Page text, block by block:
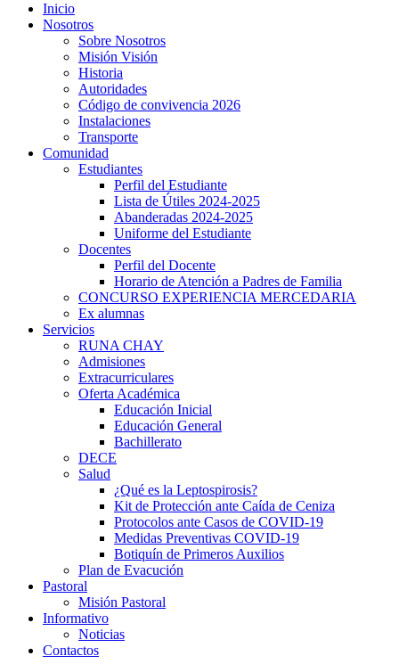
Inicio
Nosotros
Sobre Nosotros
Misión Visión
Historia
Autoridades
Código de convivencia 2026
Instalaciones
Transporte
Comunidad
Estudiantes
Perfil del Estudiante
Lista de Útiles 2024-2025
Abanderadas 2024-2025
Uniforme del Estudiante
Docentes
Perfil del Docente
Horario de Atención a Padres de Familia
CONCURSO EXPERIENCIA MERCEDARIA
Ex alumnas
Servicios
RUNA CHAY
Admisiones
Extracurriculares
Oferta Académica
Educación Inicial
Educación General
Bachillerato
DECE
Salud
¿Qué es la Leptospirosis?
Kit de Protección ante Caída de Ceniza
Protocolos ante Casos de COVID-19
Medidas Preventivas COVID-19
Botiquín de Primeros Auxilios
Plan de Evacución
Pastoral
Misión Pastoral
Informativo
Noticias
Contactos